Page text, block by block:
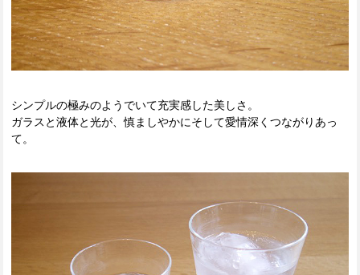
シンプルの極みのようでいて充実感した美しさ。
ガラスと液体と光が、慎ましやかにそして愛情深くつながりあっ
て。